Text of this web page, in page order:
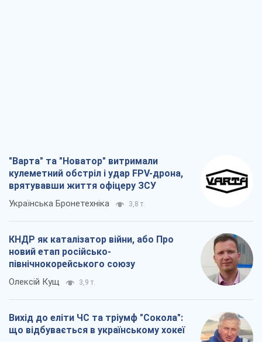
"Варта" та "Новатор" витримали
кулеметний обстріл і удар FPV-дрона,
врятувавши життя офіцеру ЗСУ
Українська Бронетехніка 3,8 т.
КНДР як каталізатор війни, або Про
новий етап російсько-
північнокорейського союзу
Олексій Кущ 3,9 т.
Вихід до еліти ЧС та тріумф "Сокола":
що відбувається в українському хокеї